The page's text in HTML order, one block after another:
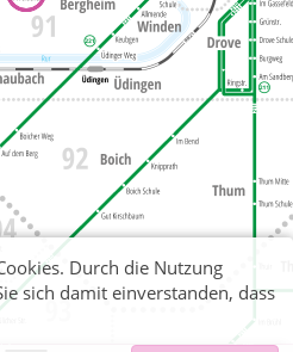
Durch die Nutzung
sich damit einverstanden, dass